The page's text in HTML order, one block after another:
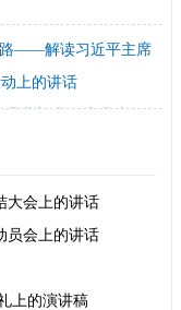
路——解读习近平主席
上的讲话
典礼上的演讲稿
大会上的讲话
员会上的讲话
上的演讲稿